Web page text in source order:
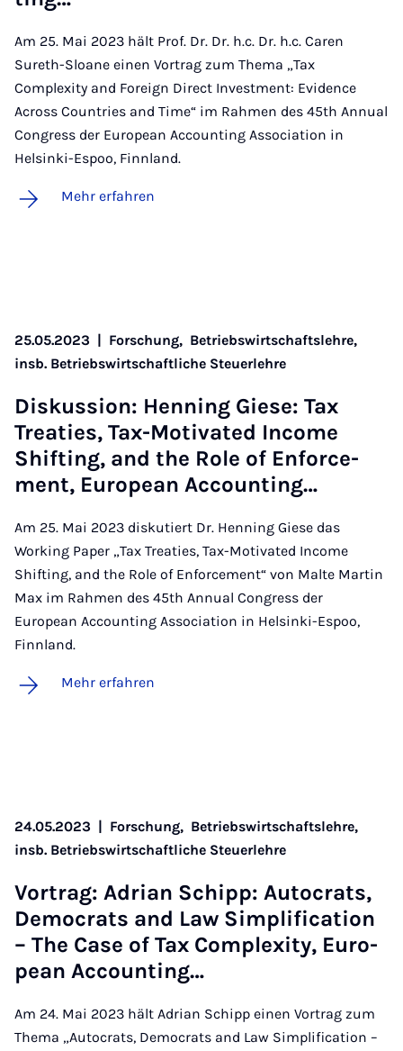
Am 25. Mai 2023 hält Prof. Dr. Dr. h.c. Dr. h.c. Caren
Sureth-Sloane einen Vortrag zum Thema „Tax
Complexity and Foreign Direct Investment: Evidence
Across Countries and Time“ im Rahmen des 45th Annual
Congress der European Accounting Association in
Helsinki-Espoo, Finnland.
Mehr erfahren
25.05.2023 | Forschung, Betriebswirtschaftslehre,
insb. Betriebswirtschaftliche Steuerlehre
Dis­kus­si­on: Hen­ning Gie­se: Tax
Trea­ties, Tax-Mo­ti­va­ted In­co­me
Shif­ting, and the Ro­le of En­for­ce­
ment, Eu­ro­pean Ac­coun­ting…
Am 25. Mai 2023 diskutiert Dr. Henning Giese das
Working Paper „Tax Treaties, Tax-Motivated Income
Shifting, and the Role of Enforcement“ von Malte Martin
Max im Rahmen des 45th Annual Congress der
European Accounting Association in Helsinki-Espoo,
Finnland.
Mehr erfahren
24.05.2023 | Forschung, Betriebswirtschaftslehre,
insb. Betriebswirtschaftliche Steuerlehre
Vor­trag: Adri­an Schipp: Au­to­crats,
De­mo­crats and Law Sim­pli­fi­ca­ti­on
– The Case of Tax Com­ple­xi­ty, Eu­ro­
pean Ac­coun­ting…
Am 24. Mai 2023 hält Adrian Schipp einen Vortrag zum
Thema „Autocrats, Democrats and Law Simplification –